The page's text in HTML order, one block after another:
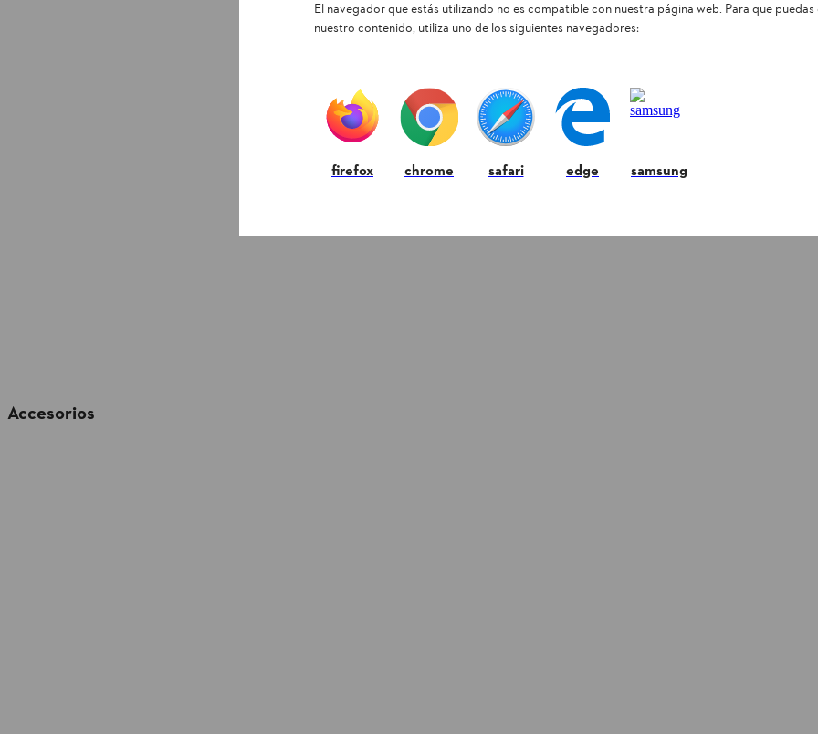
Comparar
Accesorios
El navegador que estás utilizando no es compatible con nuestra página web. Para que
nuestro contenido, utiliza uno de los siguientes navegadores:
firefox chrome safari edge samsung